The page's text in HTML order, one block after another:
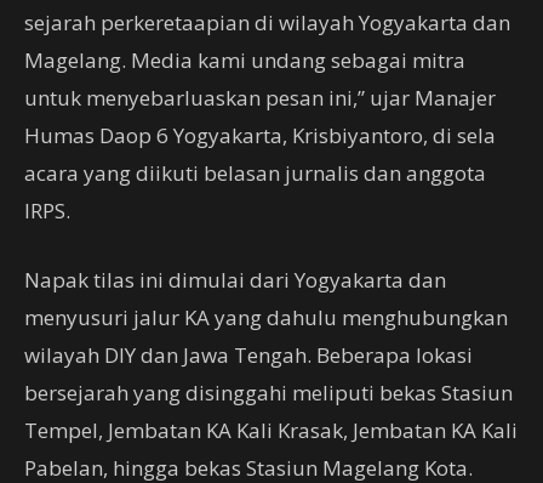
sejarah perkeretaapian di wilayah Yogyakarta dan
Magelang. Media kami undang sebagai mitra
untuk menyebarluaskan pesan ini,” ujar Manajer
Humas Daop 6 Yogyakarta, Krisbiyantoro, di sela
acara yang diikuti belasan jurnalis dan anggota
IRPS.
Napak tilas ini dimulai dari Yogyakarta dan
menyusuri jalur KA yang dahulu menghubungkan
wilayah DIY dan Jawa Tengah. Beberapa lokasi
bersejarah yang disinggahi meliputi bekas Stasiun
Tempel, Jembatan KA Kali Krasak, Jembatan KA Kali
Pabelan, hingga bekas Stasiun Magelang Kota.